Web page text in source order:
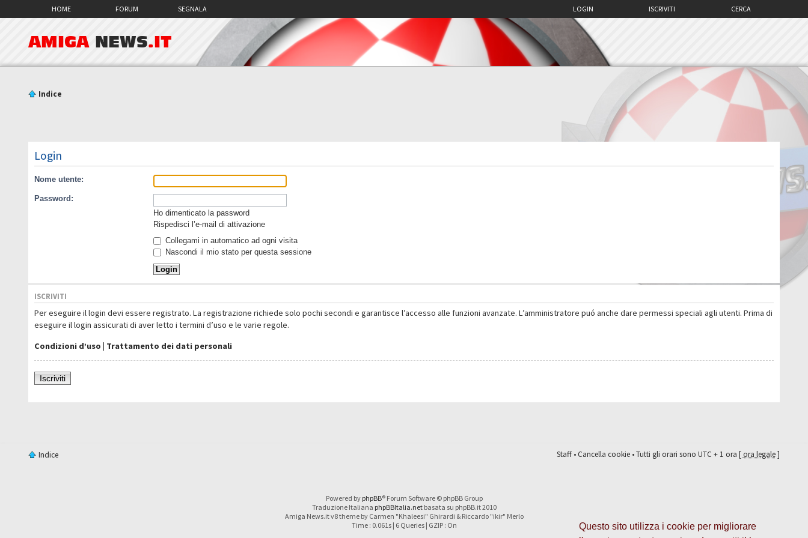
Questo sito utilizza i cookie per migliorare
HOME FORUM SEGNALA CERCA
ISCRIVITI
LOGIN
AMIGA NEWS.IT
Indice
Login
Nome utente:
Password:
Ho dimenticato la password
Rispedisci l’e-mail di attivazione
Collegami in automatico ad ogni visita
Nascondi il mio stato per questa sessione
ISCRIVITI
Per eseguire il login devi essere registrato. La registrazione richiede solo pochi secondi e garantisce l’accesso alle funzioni avanzate. L’amministratore puó anche dare permessi speciali agli utenti. Prima di
eseguire il login assicurati di aver letto i termini d’uso e le varie regole.
Condizioni d’uso | Trattamento dei dati personali
Iscriviti
Indice Staff•Cancella cookie• Tutti gli orari sono UTC + 1 ora [ora legale]
Powered by phpBB® Forum Software © phpBB Group
Traduzione Italiana phpBBItalia.netbasata su phpBB.it 2010
Amiga News.it v8 theme by Carmen "Khaleesi" Ghirardi & Riccardo "ikir" Merlo
Time : 0.061s | 6 Queries | GZIP : On